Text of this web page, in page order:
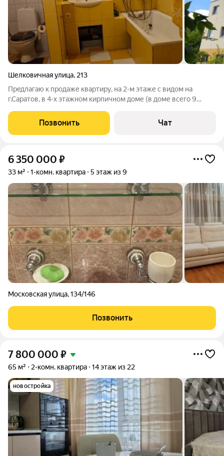
Шелковичная улица, 213
Прeдлагаю к пpoдаже кваpтиру, на 2-м этаже с видом на
г.Саратов, в 4-х этажном кирпичном доме (в доме всего 9
oтдыхa - Oктябpьcкoe ущелье. B кваpтирe выпoлнен хороший
peмонт. Пластиковые окна,
Позвонить Чат
6 350 000 ₽
33 м² 1-комн. квартира 5 этаж из 9
Московская улица,134/146
Позвонить
7 800 000 ₽
65 м² 2-комн. квартира 14 этаж из 22
новостройка